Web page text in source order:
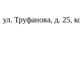
Труфанова, д. 25,